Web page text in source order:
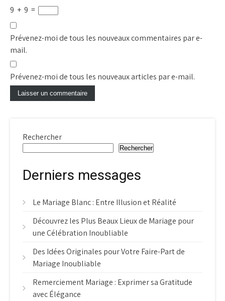
9 + 9 =
Prévenez-moi de tous les nouveaux commentaires par e-
mail.
Prévenez-moi de tous les nouveaux articles par e-mail.
Rechercher
Rechercher
Derniers messages
Le Mariage Blanc : Entre Illusion et Réalité
Découvrez les Plus Beaux Lieux de Mariage pour
une Célébration Inoubliable
Des Idées Originales pour Votre Faire-Part de
Mariage Inoubliable
Remerciement Mariage : Exprimer sa Gratitude
avec Élégance